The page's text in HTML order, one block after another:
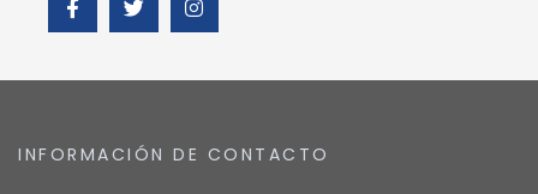
INFORMACIÓN DE CONTACTO